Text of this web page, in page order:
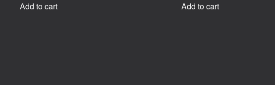
Add to cart Add to cart